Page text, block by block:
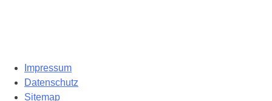
Impressum
Datenschutz
Sitemap